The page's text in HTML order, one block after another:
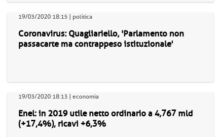
19/03/2020 18:15 | politica
Coronavirus: Quagliariello, 'Parlamento non
passacarte ma contrappeso istituzionale'
19/03/2020 18:13 | economia
Enel: in 2019 utile netto ordinario a 4,767 mld
(+17,4%), ricavi +6,3%